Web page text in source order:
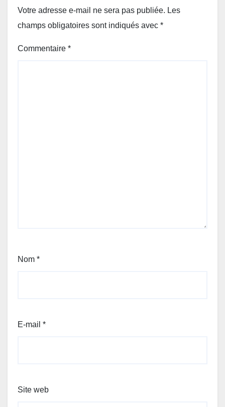
Votre adresse e-mail ne sera pas publiée. Les
champs obligatoires sont indiqués avec *
Commentaire *
Nom *
E-mail *
Site web